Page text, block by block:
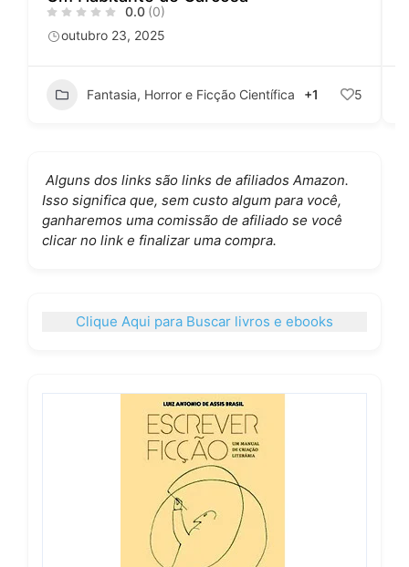
0.0 (0)
outubro 23, 2025
Fantasia, Horror e Ficção Científica +1 5
Alguns dos links são links de afiliados Amazon.
Isso significa que, sem custo algum para você,
ganharemos uma comissão de afiliado se você
clicar no link e finalizar uma compra.
Clique Aqui para Buscar livros e ebooks